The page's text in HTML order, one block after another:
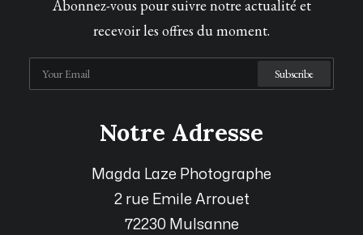
Notre Adresse
Magda Laze Photographe
2 rue Emile Arrouet
72230 Mulsanne
Abonnez-vous pour suivre notre actualité et
recevoir les offres du moment.